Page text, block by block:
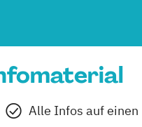
Alle Infos auf einen